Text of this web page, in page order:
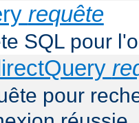
requête
SQL pour
pour